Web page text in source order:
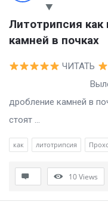
Литотрипсия
камней в почках
ЧИТАТЬ
Вылечила!
дробление камней в
стоят ...
как литотрипсия
10Views